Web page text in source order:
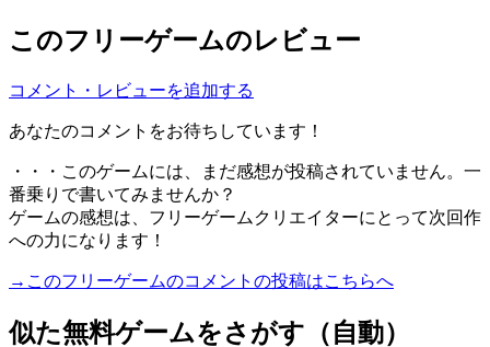
このフリーゲームのレビュー
コメント・レビューを追加する
あなたのコメントをお待ちしています！
・・・このゲームには、まだ感想が投稿されていません。一
番乗りで書いてみませんか？
ゲームの感想は、フリーゲームクリエイターにとって次回作
への力になります！
→このフリーゲームのコメントの投稿はこちらへ
似た無料ゲームをさがす（自動）